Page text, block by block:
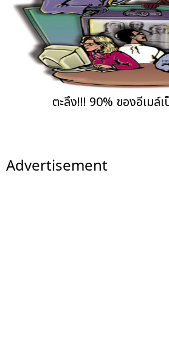
ตะลึง!!! 90% ของอีเมล์
Advertisement